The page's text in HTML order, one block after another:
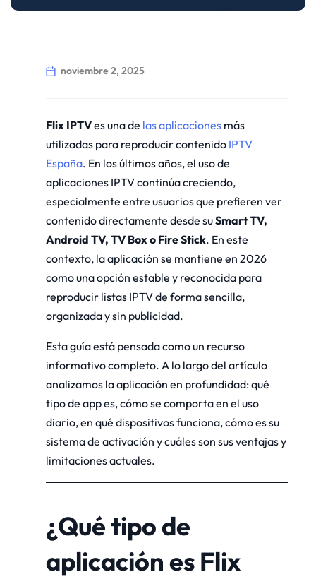
noviembre 2, 2025
Flix IPTVes una de las aplicaciones más
utilizadas para reproducir contenido IPTV
España. En los últimos años, el uso de
aplicaciones IPTV continúa creciendo,
especialmente entre usuarios que prefieren ver
contenido directamente desde suSmart TV,
Android TV, TV Box o Fire Stick. En este
contexto, la aplicación se mantiene en 2026
como una opción estable y reconocida para
reproducir listas IPTV de forma sencilla,
organizada y sin publicidad.
Esta guía está pensada como un recurso
informativo completo. A lo largo del artículo
analizamos la aplicación en profundidad: qué
tipo de app es, cómo se comporta en el uso
diario, en qué dispositivos funciona, cómo es su
sistema de activación y cuáles son sus ventajas y
limitaciones actuales.
¿Qué tipo de
aplicación es Flix